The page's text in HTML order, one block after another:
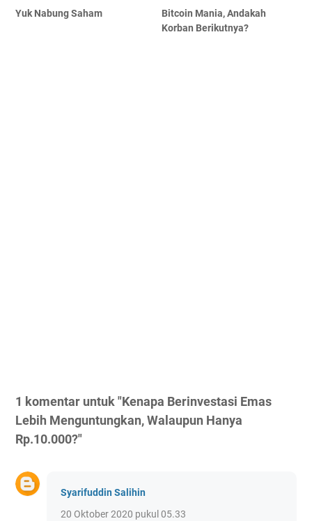
Yuk Nabung Saham
Bitcoin Mania, Andakah
Korban Berikutnya?
1 komentar untuk "Kenapa Berinvestasi Emas
Lebih Menguntungkan, Walaupun Hanya
Rp.10.000?"
Syarifuddin Salihin
20 Oktober 2020 pukul 05.33